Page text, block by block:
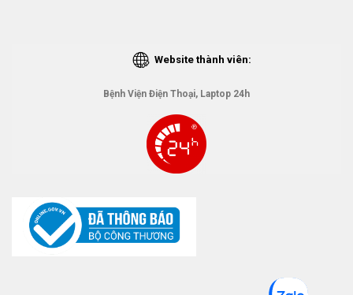
Website thành viên:
Bệnh Viện Điện Thoại, Laptop 24h